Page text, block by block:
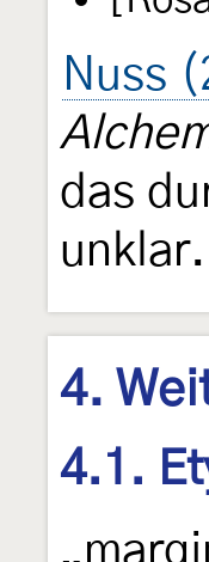
Nuss
das
unklar.
4.
4.1.